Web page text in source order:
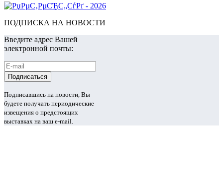
ПОДПИСКА НА НОВОСТИ
Введите адрес Вашей
электронной почты:
Подписавшись на новости, Вы
будете получать периодические
извещения о предстоящих
выставках на ваш e-mail.